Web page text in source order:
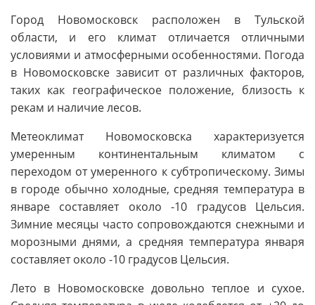
Город Новомосковск расположен в Тульской
области, и его климат отличается отличными
условиями и атмосферными особенностями. Погода
в Новомосковске зависит от различных факторов,
таких как географическое положение, близость к
рекам и наличие лесов.
Метеоклимат Новомосковска характеризуется
умеренным континентальным климатом с
переходом от умеренного к субтропическому. Зимы
в городе обычно холодные, средняя температура в
январе составляет около -10 градусов Цельсия.
Зимние месяцы часто сопровождаются снежными и
морозными днями, а средняя температура января
составляет около -10 градусов Цельсия.
Лето в Новомосковске довольно теплое и сухое.